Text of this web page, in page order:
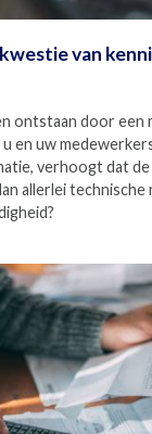
van
ontstaan door een
en uw
verhoogt dat de
allerlei